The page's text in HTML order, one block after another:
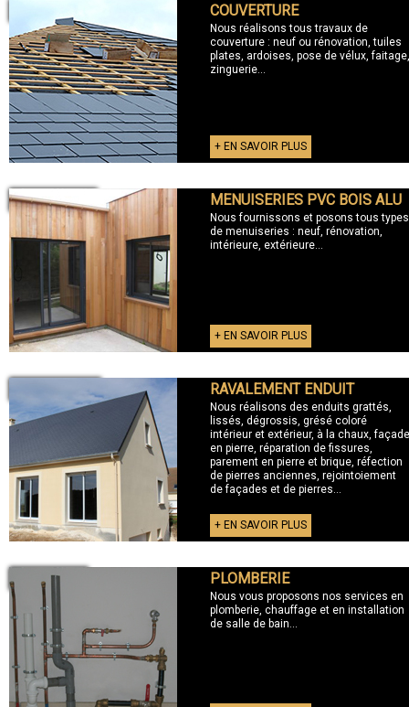
COUVERTURE
Nous réalisons tous travaux de
couverture : neuf ou rénovation, tuiles
plates, ardoises, pose de vélux, faitage,
zinguerie...
+ EN SAVOIR PLUS
+ MENUISERIES MENUISERIES PVC BOIS ALU
Nous fournissons et posons tous types
de menuiseries : neuf, rénovation,
intérieure, extérieure...
+ EN SAVOIR PLUS
RAVALEMENT ENDUIT
Nous réalisons des enduits grattés,
lissés, dégrossis, grésé coloré
intérieur et extérieur, à la chaux, façade
en pierre, réparation de fissures,
parement en pierre et brique, réfection
de pierres anciennes, rejointoiement
de façades et de pierres...
+ EN SAVOIR PLUS
+ PLOMBERIE PLOMBERIE
Nous vous proposons nos services en
plomberie, chauffage et en installation
de salle de bain...